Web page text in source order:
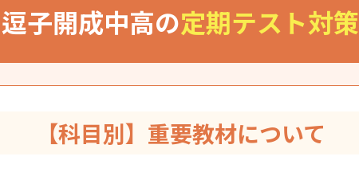
逗子開成中高の定期テスト対策
【科目別】重要教材について